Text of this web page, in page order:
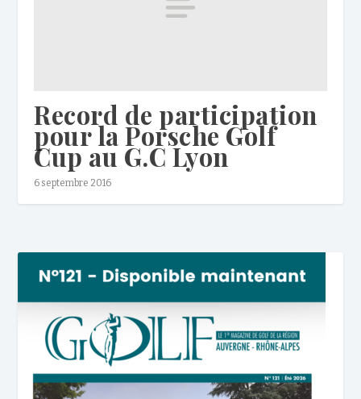
Record de participation
pour la Porsche Golf
Cup au G.C Lyon
6 septembre 2016